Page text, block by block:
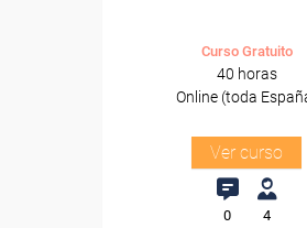
Curso Gratuito
40 horas
Online (toda
Ver curso
0 4